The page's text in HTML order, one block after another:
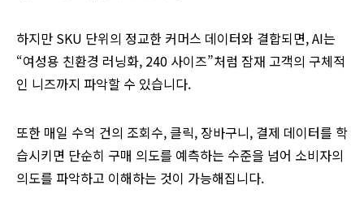
하지만 SKU 단위의 정교한 커머스 데이터와 결합되면, AI는
“여성용 친환경 러닝화, 240 사이즈”처럼 잠재 고객의 구체적
인 니즈까지 파악할 수 있습니다.
또한 매일 수억 건의 조회수, 클릭, 장바구니, 결제 데이터를 학
습시키면 단순히 구매 의도를 예측하는 수준을 넘어 소비자의
의도를 파악하고 이해하는 것이 가능해집니다.